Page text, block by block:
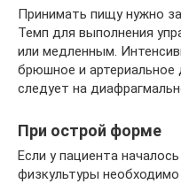
Принимать пищу нужно
Темп для выполнения
или медленным.
брюшное и артериальное
следует на
При острой форме
Если у пациента
физкультуры